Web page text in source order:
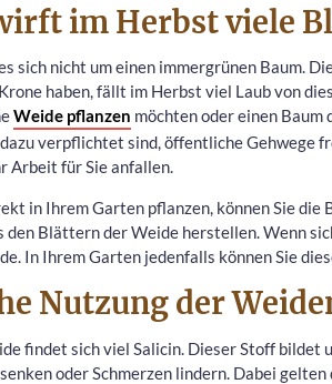
im Herbst viele
sich nicht um einen immergrünen Baum.
haben, fällt im Herbst viel Laub von
Weide pflanzen möchten oder einen
dazu verpflichtet sind, öffentliche Gehwege
Arbeit für Sie anfallen.
in Ihrem Garten pflanzen, können Sie die
den Blättern der Weide herstellen. Wenn
In Ihrem Garten jedenfalls können Sie
Nutzung der
findet sich viel Salicin. Dieser Stoff bildet
oder Schmerzen lindern. Dabei